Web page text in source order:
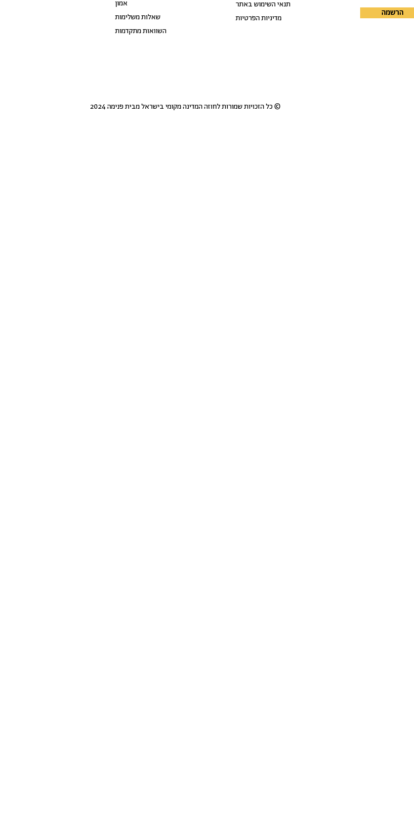
אמון
שאלות משלימות
השוואות מתקדמות
תנאי השימוש באתר
מדיניות הפרטיות
הרשמה
© כל הזכויות שמורות לחוזה המדינה מקומי בישראל מבית פנימה 2024